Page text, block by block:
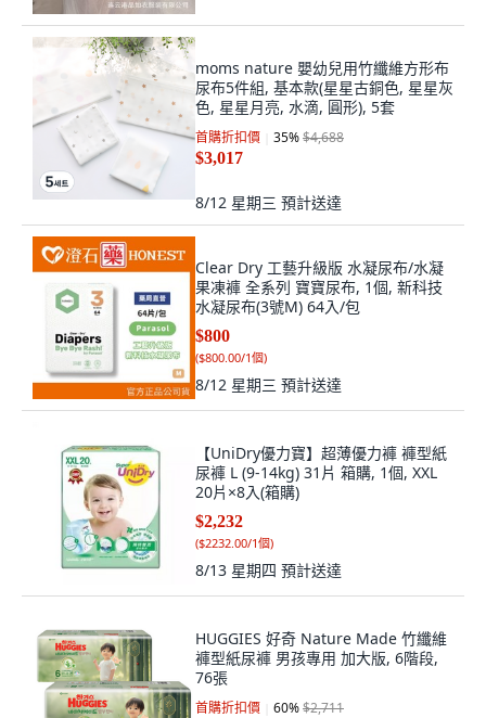
moms nature 嬰幼兒用竹纖維方形布
尿布5件組, 基本款(星星古銅色, 星星灰
色, 星星月亮, 水滴, 圓形), 5套
首購折扣價 35%$4,688
$3,017
8/12 星期三 預計送達
Clear Dry 工藝升級版 水凝尿布/水凝
果凍褲 全系列 寶寶尿布, 1個, 新科技
水凝尿布(3號M) 64入/包
$800
($800.00/1個)
8/12 星期三 預計送達
【UniDry優力寶】超薄優力褲 褲型紙
尿褲 L (9-14kg) 31片 箱購, 1個, XXL
20片×8入(箱購)
$2,232
($2232.00/1個)
8/13 星期四 預計送達
HUGGIES 好奇 Nature Made 竹纖維
褲型紙尿褲 男孩專用 加大版, 6階段,
76張
首購折扣價 60%$2,711